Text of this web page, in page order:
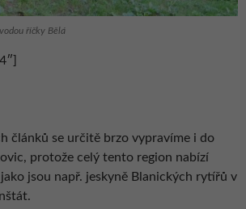
říčky Bělá
článků se určitě brzo vypravíme i do
protože celý tento region nabízí
jsou např. jeskyně Blanických rytířů v